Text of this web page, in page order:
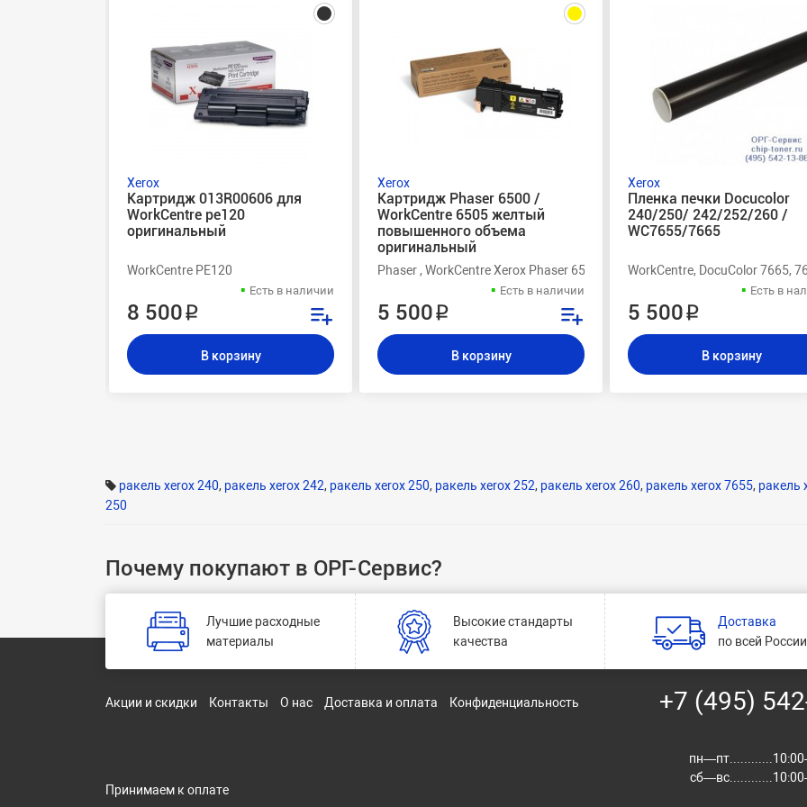
Xerox
Картридж 013R00606 для
WorkCentre pe120
оригинальный
WorkCentre PE120
Есть в наличии
8 500 ₽
В корзину
Xerox
Картридж Phaser 6500 /
WorkCentre 6505 желтый
повышенного объема
оригинальный
Phaser , WorkCentre Xerox Phaser 6500, Xerox Phaser 6500V, Xerox
Есть в наличии
5 500 ₽
В корзину
Xerox
Пленка печки Docucolor
240/250/ 242/252/260 /
WC7655/7665
WorkCentre, DocuColor 7665,
Есть в
5 500 ₽
В корзину
ракель xerox 240, ракель xerox 242, ракель xerox 250, ракель xerox 252, ракель xerox 260, ракель xerox 7655, ракель
250
Почему покупают в ОРГ-Сервис?
Лучшие расходные
материалы
Высокие стандарты
качества
Доставка
по всей России
Акции и скидки Контакты О нас Доставка и оплата Конфиденциальность +7 (495)
Принимаем к оплате